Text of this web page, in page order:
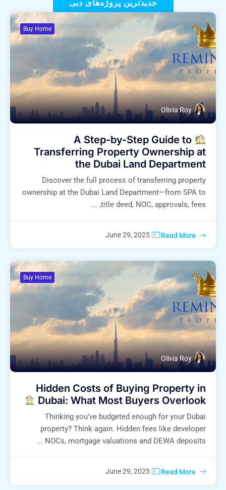
جدیدترین پروژه‌های دبی
Buy Home
Olivia Roy
A Step-by-Step Guide to
Transferring Property Ownership at
the Dubai Land Department
Discover the full process of transferring property
ownership at the Dubai Land Department—from SPA to
title deed, NOC, approvals, fees, ...
June 29, 2025 Read More
Buy Home
Olivia Roy
Hidden Costs of Buying Property in
Dubai: What Most Buyers Overlook
Thinking you’ve budgeted enough for your Dubai
property? Think again. Hidden fees like developer
NOCs, mortgage valuations and DEWA deposits ...
June 29, 2025 Read More